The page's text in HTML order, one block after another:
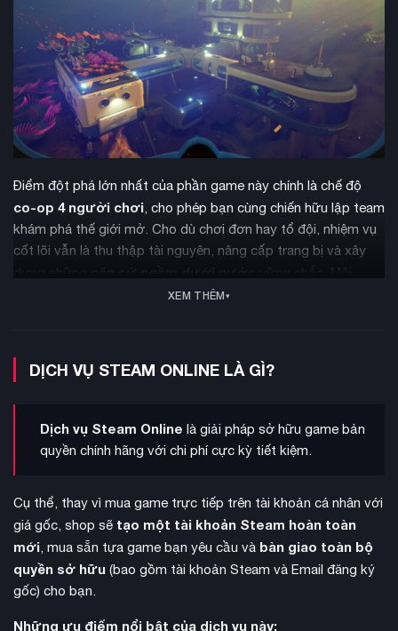
Điểm đột phá lớn nhất của phần game này chính là chế độ
co-op 4 người chơi, cho phép bạn cùng chiến hữu lập team
khám phá thế giới mở. Cho dù chơi đơn hay tổ đội, nhiệm vụ
cốt lõi vẫn là thu thập tài nguyên, nâng cấp trang bị và xây
căn cứ ngầm dưới nước
vững chắc. Môi
trường khắc nghiệt sẽ liên tục thử thách khả năng
Lái chiếc tàu ngầm Tadpole lặn sâu xuống đáy biển, bạn sẽ
quái Leviathankhổng lồ. Trải nghiệm lặn biển không chỉ
XEM THÊM
DỊCH VỤ STEAM ONLINE LÀ GÌ?
Dịch vụ Steam Online là giải pháp sở hữu game bản
quyền chính hãng với chi phí cực kỳ tiết kiệm.
Cụ thể, thay vì mua game trực tiếp trên tài khoản cá nhân với
giá gốc, shop sẽ tạo một tài khoản Steam hoàn toàn
mới, mua sẵn tựa game bạn yêu cầu và bàn giao toàn bộ
quyền sở hữu (bao gồm tài khoản Steam và Email đăng ký
gốc) cho bạn.
Những ưu điểm nổi bật của dịch vụ này: